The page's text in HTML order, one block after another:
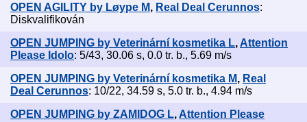
OPEN AGILITY by Løype M, Real Deal Cerunnos:
Diskvalifikován
OPEN JUMPING by Veterinární kosmetika L, Attention
Please Idolo: 5/43, 30.06 s, 0.0 tr. b., 5.69 m/s
OPEN JUMPING by Veterinární kosmetika M, Real
Deal Cerunnos: 10/22, 34.59 s, 5.0 tr. b., 4.94 m/s
OPEN JUMPING by ZAMIDOG L, Attention Please